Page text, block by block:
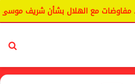
مع الهلال بشأن شريف موسى.